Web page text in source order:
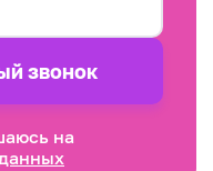
звонок
на